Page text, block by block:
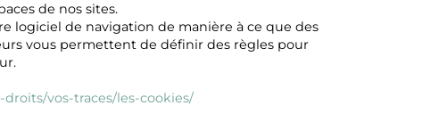
de nos sites.
logiciel de navigation de manière à ce que des
vous permettent de définir des règles pour
vos-traces/les-cookies/